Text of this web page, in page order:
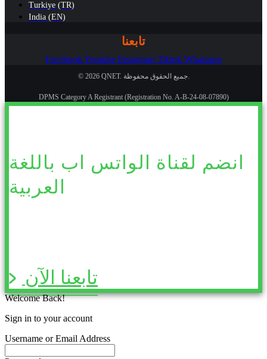
Turkiye (TR)
India (EN)
تابعنا
FacebookYoutube Instagram Tiktok Whatsapp
© 2026 QNET. جميع الحقوق محفوظة.
DPMS Category A Registrant (Registration No. A-B-24-08-07890)
انضم لقناة الواتس اب باللغة
العربية
تابعنا الآن
Welcome Back!
Sign in to your account
Username or Email Address